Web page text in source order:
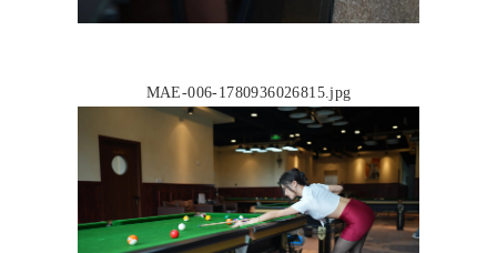
MAE-006-1780936026815.jpg